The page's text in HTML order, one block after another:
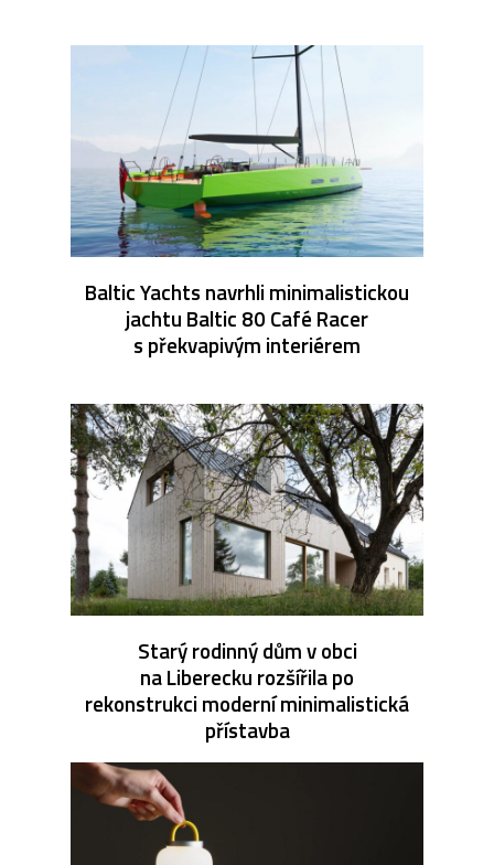
Baltic Yachts navrhli minimalistickou
jachtu Baltic 80 Café Racer
s překvapivým interiérem
Starý rodinný dům v obci
na Liberecku rozšířila po
rekonstrukci moderní minimalistická
přístavba